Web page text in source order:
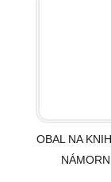
OBAL NA